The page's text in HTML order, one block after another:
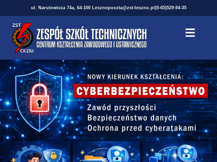
ul. Narutowicza 74a, 64-100 Lesznopoczta@zst-leszno.pl (0-65)529-94-35